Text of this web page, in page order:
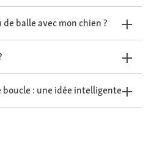
balle avec mon chien ?
boucle : une idée intelligente